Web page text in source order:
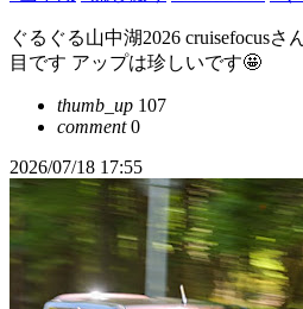
ぐるぐる山中湖⁡2026 ⁡cruisefocus
目です⁡ ⁡アップは珍しいです🤩
thumb_up 107
comment0
2026/07/18 17:55